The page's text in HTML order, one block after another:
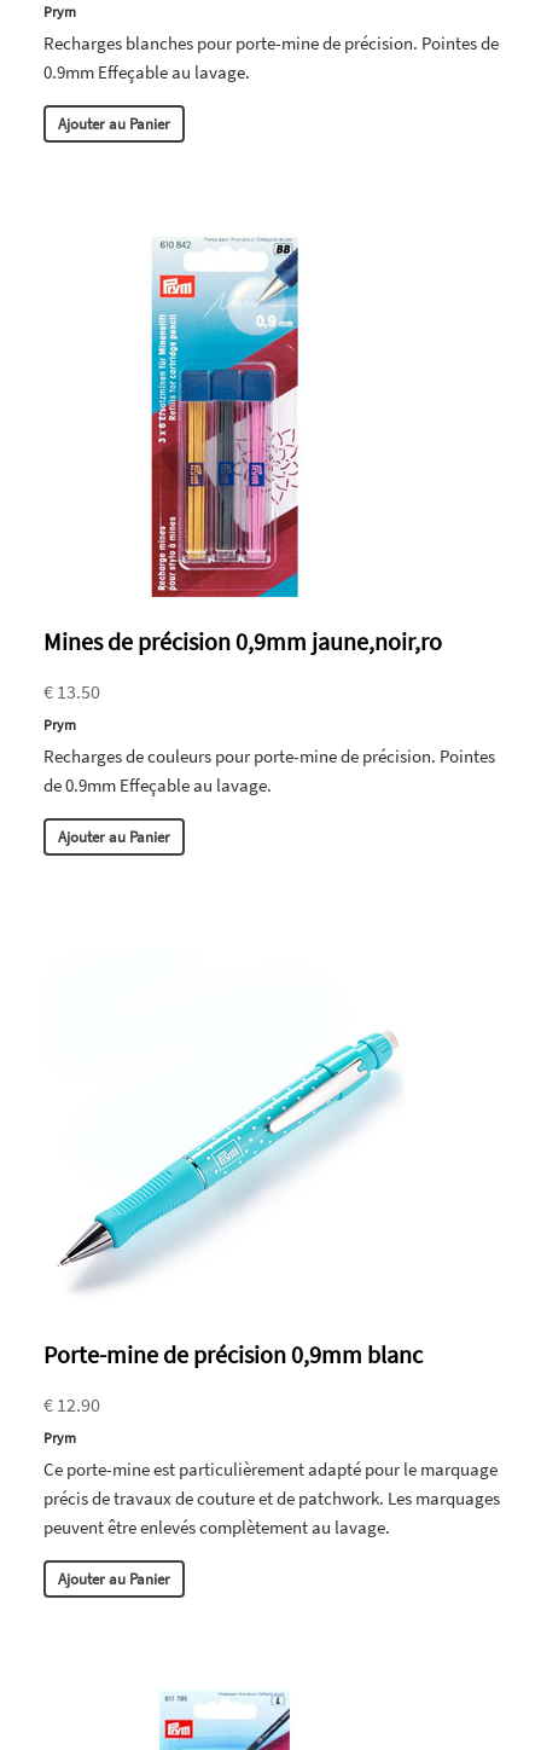
Prym
Recharges blanches pour porte-mine de précision. Pointes de
0.9mm Effeçable au lavage.
Ajouter au Panier
Mines de précision 0,9mm jaune,noir,ro
€ 13.50
Prym
Recharges de couleurs pour porte-mine de précision. Pointes
de 0.9mm Effeçable au lavage.
Ajouter au Panier
Porte-mine de précision 0,9mm blanc
€ 12.90
Prym
Ce porte-mine est particulièrement adapté pour le marquage
précis de travaux de couture et de patchwork. Les marquages
peuvent être enlevés complètement au lavage.
Ajouter au Panier